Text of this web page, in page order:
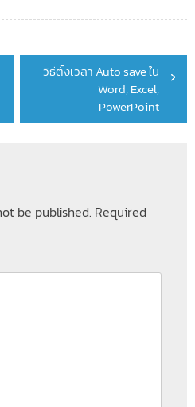
วิธีตั้งเวลา Auto save ใน
Word, Excel,
PowerPoint
be published. Required